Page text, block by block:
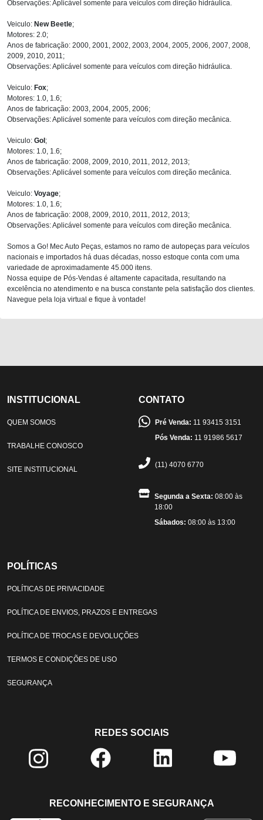
Observações: Aplicável somente para veículos com direção hidráulica.
Veiculo: New Beetle;
Motores: 2.0;
Anos de fabricação: 2000, 2001, 2002, 2003, 2004, 2005, 2006, 2007, 2008,
2009, 2010, 2011;
Observações: Aplicável somente para veículos com direção hidráulica.
Veiculo: Fox;
Motores: 1.0, 1.6;
Anos de fabricação: 2003, 2004, 2005, 2006;
Observações: Aplicável somente para veículos com direção mecânica.
Veiculo: Gol;
Motores: 1.0, 1.6;
Anos de fabricação: 2008, 2009, 2010, 2011, 2012, 2013;
Observações: Aplicável somente para veículos com direção mecânica.
Veiculo: Voyage;
Motores: 1.0, 1.6;
Anos de fabricação: 2008, 2009, 2010, 2011, 2012, 2013;
Observações: Aplicável somente para veículos com direção mecânica.
Somos a Go! Mec Auto Peças, estamos no ramo de autopeças para veículos
nacionais e importados há duas décadas, nosso estoque conta com uma
variedade de aproximadamente 45.000 itens.
Nossa equipe de Pós-Vendas é altamente capacitada, resultando na
excelência no atendimento e na busca constante pela satisfação dos clientes.
Navegue pela loja virtual e fique à vontade!
INSTITUCIONAL
QUEM SOMOS
TRABALHE CONOSCO
SITE INSTITUCIONAL
CONTATO
Pré Venda: 11 93415 3151
Pós Venda: 11 91986 5617
(11) 4070 6770
Segunda a Sexta: 08:00 às
18:00
Sábados: 08:00 às 13:00
POLÍTICAS
POLÍTICAS DE PRIVACIDADE
POLÍTICA DE ENVIOS, PRAZOS E ENTREGAS
POLÍTICA DE TROCAS E DEVOLUÇÕES
TERMOS E CONDIÇÕES DE USO
SEGURANÇA
REDES SOCIAIS
RECONHECIMENTO E SEGURANÇA